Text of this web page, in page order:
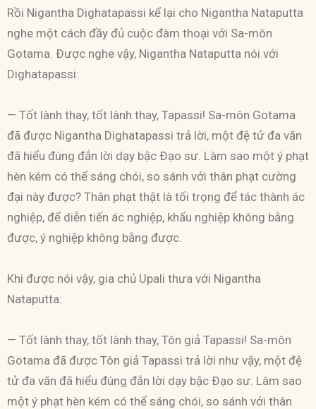
Rồi Nigantha Dighatapassi kể lại cho Nigantha Nataputta
nghe một cách đầy đủ cuộc đàm thoại với Sa-môn
Gotama. Ðược nghe vậy, Nigantha Nataputta nói với
Dighatapassi:
— Tốt lành thay, tốt lành thay, Tapassi! Sa-môn Gotama
đã được Nigantha Dighatapassi trả lời, một đệ tử đa văn
đã hiểu đúng đắn lời dạy bậc Ðạo sư. Làm sao một ý phạt
hèn kém có thể sáng chói, so sánh với thân phạt cường
đại này được? Thân phạt thật là tối trọng để tác thành ác
nghiệp, để diễn tiến ác nghiệp, khẩu nghiệp không bằng
được, ý nghiệp không bằng được.
Khi được nói vậy, gia chủ Upali thưa với Nigantha
Nataputta:
— Tốt lành thay, tốt lành thay, Tôn giả Tapassi! Sa-môn
Gotama đã được Tôn giả Tapassi trả lời như vậy, một đệ
tử đa văn đã hiểu đúng đắn lời dạy bậc Ðạo sư. Làm sao
một ý phạt hèn kém có thể sáng chói, so sánh với thân